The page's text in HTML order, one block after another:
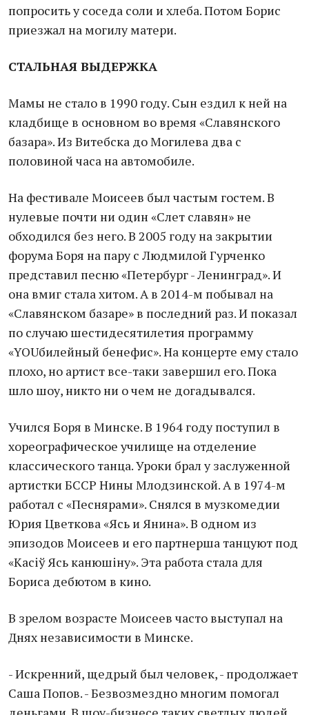
попросить у соседа соли и хлеба. Потом Борис
приезжал на могилу матери.
СТАЛЬНАЯ ВЫДЕРЖКА
Мамы не стало в 1990 году. Сын ездил к ней на
кладбище в основном во время «Славянского
базара». Из Витебска до Могилева два с
половиной часа на автомобиле.
На фестивале Моисеев был частым гостем. В
нулевые почти ни один «Слет славян» не
обходился без него. В 2005 году на закрытии
форума Боря на пару с Людмилой Гурченко
представил песню «Петербург - Ленинград». И
она вмиг стала хитом. А в 2014-м побывал на
«Славянском базаре» в последний раз. И показал
по случаю шестидесятилетия программу
«YOUбилейный бенефис». На концерте ему стало
плохо, но артист все-таки завершил его. Пока
шло шоу, никто ни о чем не догадывался.
Учился Боря в Минске. В 1964 году поступил в
хореографическое училище на отделение
классического танца. Уроки брал у заслуженной
артистки БССР Нины Млодзинской. А в 1974-м
работал с «Песнярами». Снялся в музкомедии
Юрия Цветкова «Ясь и Янина». В одном из
эпизодов Моисеев и его партнерша танцуют под
«Касiў Ясь канюшiну». Эта работа стала для
Бориса дебютом в кино.
В зрелом возрасте Моисеев часто выступал на
Днях независимости в Минске.
- Искренний, щедрый был человек, - продолжает
Саша Попов. - Безвозмездно многим помогал